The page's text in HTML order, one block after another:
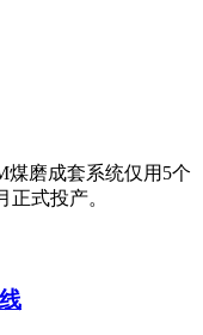
煤磨成套系统仅用5个
正式投产。